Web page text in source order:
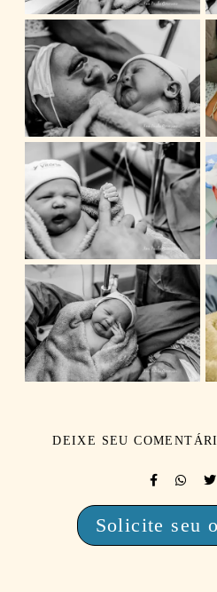
DEIXE SEU
Solicite seu